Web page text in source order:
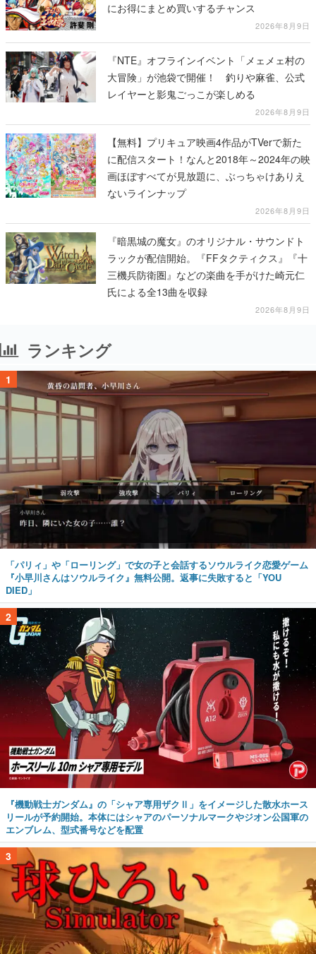
にお得にまとめ買いするチャンス
2026年8月9日
『NTE』オフラインイベント「メェメェ村の
大冒険」が池袋で開催！ 釣りや麻雀、公式
レイヤーと影鬼ごっこが楽しめる
2026年8月9日
【無料】プリキュア映画4作品がTVerで新た
に配信スタート！なんと2018年～2024年の映
画ほぼすべてが見放題に、ぶっちゃけありえ
ないラインナップ
2026年8月9日
『暗黒城の魔女』のオリジナル・サウンドト
ラックが配信開始。『FFタクティクス』『十
三機兵防衛圏』などの楽曲を手がけた崎元仁
氏による全13曲を収録
2026年8月9日
ランキング
1
「パリィ」や「ローリング」で女の子と会話するソウルライク恋愛ゲーム
『小早川さんはソウルライク』無料公開。返事に失敗すると「YOU
DIED」
2
『機動戦士ガンダム』の「シャア専用ザクⅡ」をイメージした散水ホース
リールが予約開始。本体にはシャアのパーソナルマークやジオン公国軍の
エンブレム、型式番号などを配置
3